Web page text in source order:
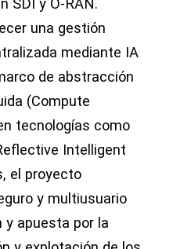
SDI y O-RAN.
una gestión
mediante IA
de abstracción
(Compute
tecnologías como
Intelligent
el proyecto
y multiusuario
y apuesta por la